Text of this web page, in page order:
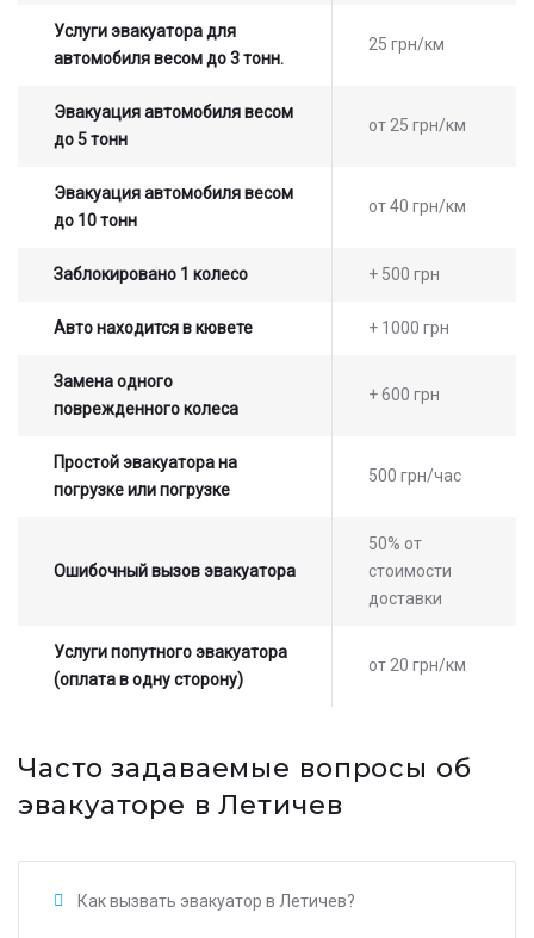
Услуги эвакуатора для
автомобиля весом до 3 тонн.
25 грн/км
Эвакуация автомобиля весом
до 5 тонн
от 25 грн/км
Эвакуация автомобиля весом
до 10 тонн
от 40 грн/км
Заблокировано 1 колесо + 500 грн
Авто находится в кювете + 1000 грн
Замена одного
поврежденного колеса
+ 600 грн
Простой эвакуатора на
погрузке или погрузке
500 грн/час
Ошибочный вызов эвакуатора
50% от
стоимости
доставки
Услуги попутного эвакуатора
(оплата в одну сторону)
от 20 грн/км
Часто задаваемые вопросы об
эвакуаторе в Летичев
Как вызвать эвакуатор в Летичев?